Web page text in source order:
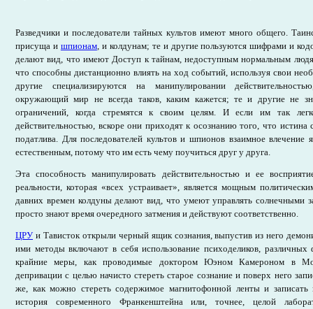
Разведчики и последователи тайных культов имеют много общего.
присуща и шпионам, и колдунам; те и другие пользуются шифрами и
делают вид, что имеют Доступ к тайнам, недоступным нормальным
что способны дистанционно влиять на ход событий, используя свои
другие специализируются на манипулировании
окружающий мир не всегда таков, каким кажется; те и другие не
ограничений, когда стремятся к своим целям. И если им так
действительностью, вскоре они приходят к осознанию того, что истина
податлива. Для последователей культов и шпионов взаимное влечение
естественным, потому что им есть чему поучиться друг у друга.
Эта способность манипулировать действительностью и ее
реальности, которая «всех устраивает», является мощным
давних времен колдуны делают вид, что умеют управлять солнечными
просто знают время очередного затмения и действуют соответственно.
ЦРУ и Тависток открыли черный ящик сознания, выпустив из него
ими методы включают в себя использование психоделиков,
крайние меры, как проводимые доктором Юэном Камероном в
депривации с целью начисто стереть старое сознание и поверх него
же, как можно стереть содержимое магнитофонной ленты и
история современного Франкенштейна или, точнее, целой